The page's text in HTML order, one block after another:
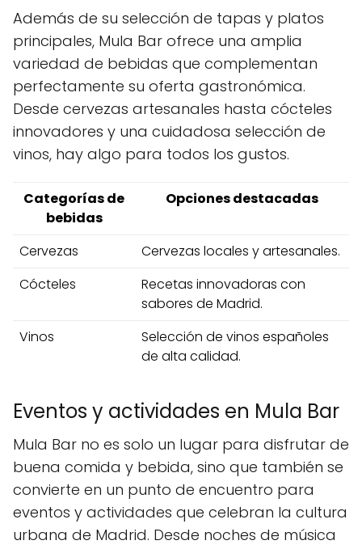
Además de su selección de tapas y platos
principales, Mula Bar ofrece una amplia
variedad de bebidas que complementan
perfectamente su oferta gastronómica.
Desde cervezas artesanales hasta cócteles
innovadores y una cuidadosa selección de
vinos, hay algo para todos los gustos.
Categorías de
bebidas
Opciones destacadas
Cervezas
Cervezas locales y artesanales.
Cócteles
Recetas innovadoras con
sabores de Madrid.
Vinos
Selección de vinos españoles
de alta calidad.
Eventos y actividades en Mula Bar
Mula Bar no es solo un lugar para disfrutar de
buena comida y bebida, sino que también se
convierte en un punto de encuentro para
eventos y actividades que celebran la cultura
urbana de Madrid. Desde noches de música